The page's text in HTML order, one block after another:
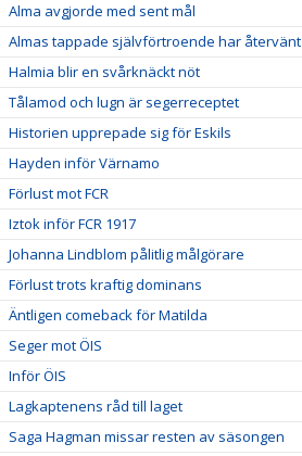
Alma avgjorde med sent mål
Almas tappade självförtroende har återvänt
Halmia blir en svårknäckt nöt
Tålamod och lugn är segerreceptet
Historien upprepade sig för Eskils
Hayden inför Värnamo
Förlust mot FCR
Iztok inför FCR 1917
Johanna Lindblom pålitlig målgörare
Förlust trots kraftig dominans
Äntligen comeback för Matilda
Seger mot ÖIS
Inför ÖIS
Lagkaptenens råd till laget
Saga Hagman missar resten av säsongen